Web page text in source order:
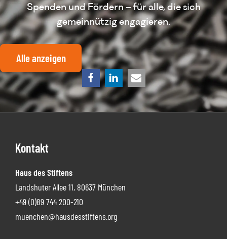
Spenden und Fördern – für alle, die sich
gemeinnützig engagieren.
Alle anzeigen
teilen teilen E-
Kontakt
Haus des Stiftens
Landshuter Allee 11, 80637 München
+49 (0)89 744 200-210
muenchen@hausdesstiftens.org